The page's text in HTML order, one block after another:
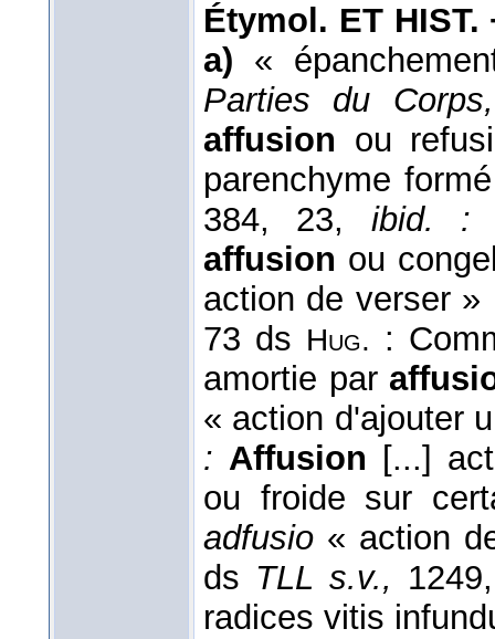
Étymol. ET HIST.
a) «
Parties du Corps,
affusion ou
parenchyme
384, 23, ibid. :
affusion ou
action de verser
73 ds Hug. :
amortie par
« action d'ajouter
: Affusion [...]
ou froide sur
adfusio « action
ds TLL s.v.,
radices vitis